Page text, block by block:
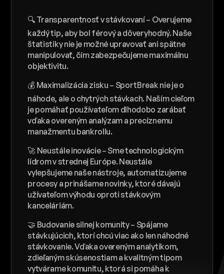
🔍 Transparentnosť v stávkovaní – Overujeme
každý tip, aby bol férový a dôveryhodný. Naše
štatistiky nie je možné upravovať ani spätne
manipulovať, čím zabezpečujeme maximálnu
objektivitu.
💰 Maximalizácia zisku – SportBreak nie je o
náhode, ale o chytrých stávkach. Naším cieľom
je pomáhať používateľom dlhodobo zarábať
vďaka overeným analýzam a precíznemu
manažmentu bankrollu.
🚀 Neustále inovácie – Sme technologickým
lídrom v strednej Európe. Neustále
vylepšujeme naše nástroje, automatizujeme
procesy a prinášame novinky, ktoré dávajú
užívateľom výhodu oproti stávkovým
kanceláriám.
🤝 Budovanie silnej komunity – Spájame
stávkujúcich, ktorí chcú viac ako len náhodné
stávkovanie. Vďaka overeným analytikom,
zdieľaným skúsenostiam a kvalitným tipom
vytvárame komunitu, ktorá si pomáha k